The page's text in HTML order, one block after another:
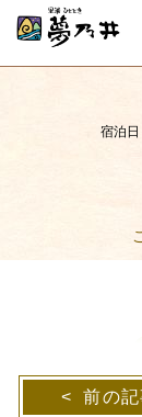
宿泊日
前の記